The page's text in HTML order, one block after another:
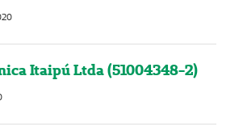
Itaipú Ltda (51004348-2)